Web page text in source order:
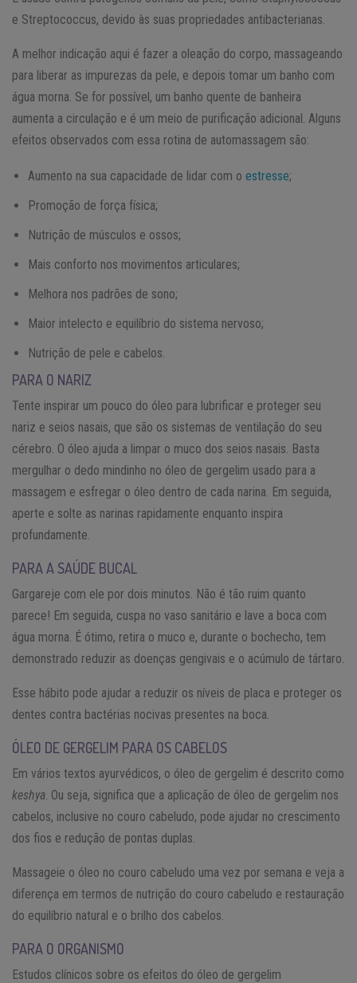
e Streptococcus, devido às suas propriedades antibacterianas.
A melhor indicação aqui é fazer a oleação do corpo, massageando
para liberar as impurezas da pele, e depois tomar um banho com
água morna. Se for possível, um banho quente de banheira
aumenta a circulação e é um meio de purificação adicional. Alguns
efeitos observados com essa rotina de automassagem são:
Aumento na sua capacidade de lidar com o estresse;
Promoção de força física;
Nutrição de músculos e ossos;
Mais conforto nos movimentos articulares;
Melhora nos padrões de sono;
Maior intelecto e equilíbrio do sistema nervoso;
Nutrição de pele e cabelos.
PARA O NARIZ
Tente inspirar um pouco do óleo para lubrificar e proteger seu
nariz e seios nasais, que são os sistemas de ventilação do seu
cérebro. O óleo ajuda a limpar o muco dos seios nasais. Basta
mergulhar o dedo mindinho no óleo de gergelim usado para a
massagem e esfregar o óleo dentro de cada narina. Em seguida,
aperte e solte as narinas rapidamente enquanto inspira
profundamente.
PARA A SAÚDE BUCAL
Gargareje com ele por dois minutos. Não é tão ruim quanto
parece! Em seguida, cuspa no vaso sanitário e lave a boca com
água morna. É ótimo, retira o muco e, durante o bochecho, tem
demonstrado reduzir as doenças gengivais e o acúmulo de tártaro.
Esse hábito pode ajudar a reduzir os níveis de placa e proteger os
dentes contra bactérias nocivas presentes na boca.
ÓLEO DE GERGELIM PARA OS CABELOS
Em vários textos ayurvédicos, o óleo de gergelim é descrito como
keshya . Ou seja, significa que a aplicação de óleo de gergelim nos
cabelos, inclusive no couro cabeludo, pode ajudar no crescimento
dos fios e redução de pontas duplas.
Massageie o óleo no couro cabeludo uma vez por semana e veja a
diferença em termos de nutrição do couro cabeludo e restauração
do equilíbrio natural e o brilho dos cabelos.
PARA O ORGANISMO
Estudos clínicos sobre os efeitos do óleo de gergelim